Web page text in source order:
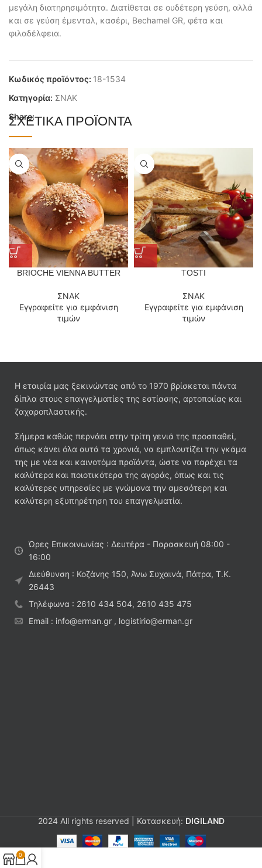
μεγάλη διατηρησιμότητα. Διατίθεται σε ουδέτερη γεύση, αλλά
και σε γεύση έμενταλ, κασέρι, Bechamel GR, φέτα και
φιλαδέλφεια.
Κωδικός προϊόντος: 18-1534
Κατηγορία: ΣΝΑΚ
Share:
ΣΧΕΤΙΚΆ ΠΡΟΪΌΝΤΑ
BRIOCHE VIENNA BUTTER
ΣΝΑΚ
Εγγραφείτε για εμφάνιση
τιμών
TOSTI
ΣΝΑΚ
Εγγραφείτε για εμφάνιση
τιμών
Η εταιρία μας ξεκινώντας από το 1970 βρίσκεται πάντα
δίπλα στους επαγγελματίες της εστίασης, αρτοποιίας και
ζαχαροπλαστικής.
Σήμερα καθώς περνάει στην τρίτη γενιά της προσπαθεί,
όπως κάνει όλα αυτά τα χρονιά, να εμπλουτίζει την γκάμα
της με νέα και καινοτόμα προϊόντα, ώστε να παρέχει τα
καλύτερα και ποιοτικότερα της αγοράς, όπως και τις
καλύτερες υπηρεσίες με γνώμονα την αμεσότερη και
καλύτερη εξυπηρέτηση του επαγγελματία.
Ώρες Επικοινωνίας : Δευτέρα - Παρασκευή 08:00 -
16:00
Διεύθυνση : Κοζάνης 150, Άνω Συχαινά, Πάτρα, Τ.Κ.
26443
Τηλέφωνα : 2610 434 504, 2610 435 475
Email : info@erman.gr , logistirio@erman.gr
2024 All rights reserved | Κατασκευή: DIGILAND
0